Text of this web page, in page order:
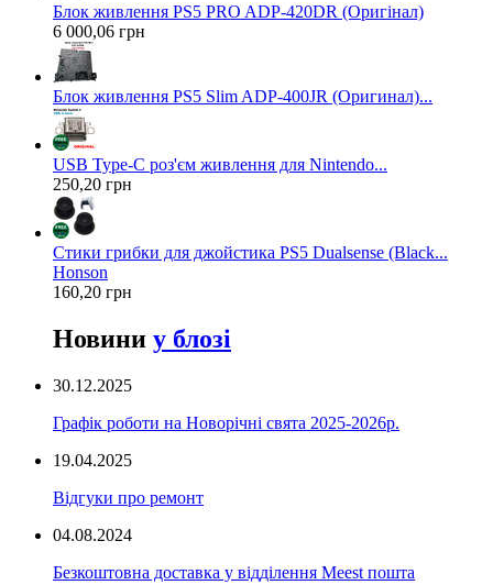
Блок живлення PS5 PRO ADP-420DR (Оригінал)
6 000,06 грн
Блок живлення PS5 Slim ADP-400JR (Оригинал)...
USB Type-C роз'єм живлення для Nintendo...
250,20 грн
Стики грибки для джойстика PS5 Dualsense (Black...
Honson
160,20 грн
Новини у блозі
30.12.2025
Графік роботи на Новорічні свята 2025-2026р.
19.04.2025
Відгуки про ремонт
04.08.2024
Безкоштовна доставка у відділення Meest пошта